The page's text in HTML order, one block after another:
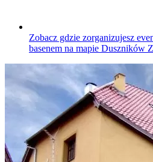
Zobacz gdzie zorganizujesz
basenem na mapie Duszników